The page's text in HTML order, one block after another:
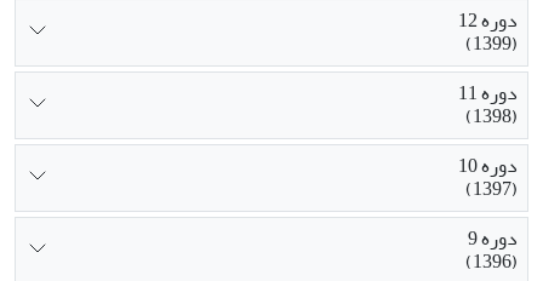
دوره 12
(1399)
دوره 11
(1398)
دوره 10
(1397)
دوره 9
(1396)